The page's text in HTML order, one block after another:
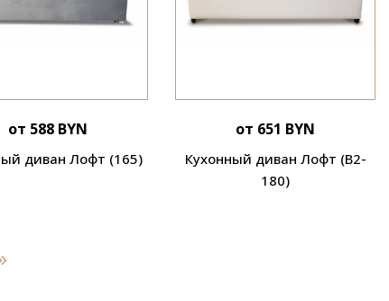
от 588 BYN
диван Лофт (165)
от 651 BYN
Кухонный диван Лофт (В2-
180)